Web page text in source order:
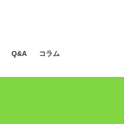
Q&A コラム